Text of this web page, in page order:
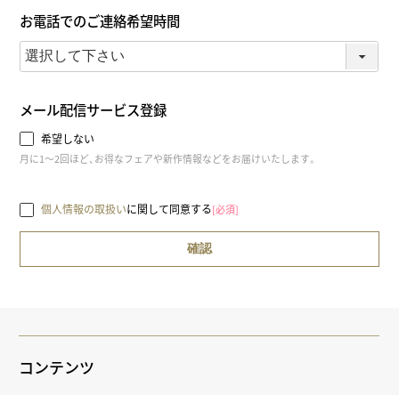
お電話でのご連絡希望時間
メール配信サービス登録
希望しない
月に1～2回ほど、お得なフェアや新作情報などをお届けいたします。
個人情報の取扱いに関して同意する[必須]
コンテンツ